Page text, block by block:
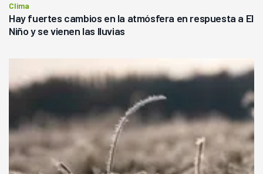
Clima
Hay fuertes cambios en la atmósfera en respuesta a El
Niño y se vienen las lluvias